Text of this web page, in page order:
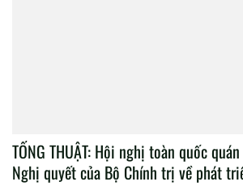
TỔNG THUẬT: Hội nghị toàn quốc
Nghị quyết của Bộ Chính trị về phát